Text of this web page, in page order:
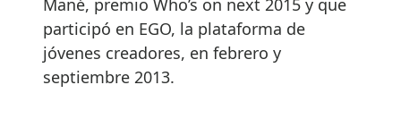
Mané, premio Who’s on next 2015 y que
participó en EGO, la plataforma de
jóvenes creadores, en febrero y
septiembre 2013.